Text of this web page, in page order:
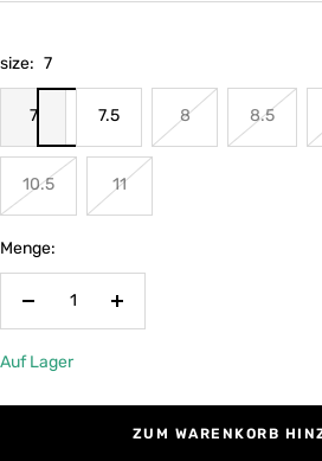
size: 7
7 7.5 8 8.5
10.5 11
Menge:
Menge
Menge
Auf Lager
ZUM WARENKORB